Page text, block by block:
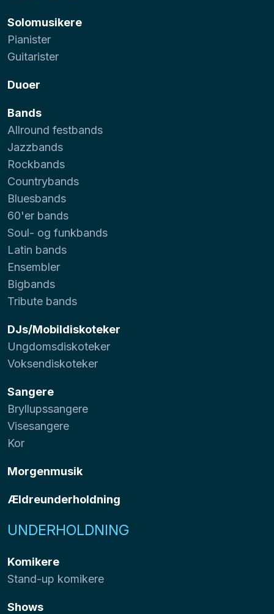
Solomusikere
Pianister
Guitarister
Duoer
Bands
Allround festbands
Jazzbands
Rockbands
Countrybands
Bluesbands
60'er bands
Soul- og funkbands
Latin bands
Ensembler
Bigbands
Tribute bands
DJs/Mobildiskoteker
Ungdomsdiskoteker
Voksendiskoteker
Sangere
Bryllupssangere
Visesangere
Kor
Morgenmusik
Ældreunderholdning
UNDERHOLDNING
Komikere
Stand-up komikere
Shows